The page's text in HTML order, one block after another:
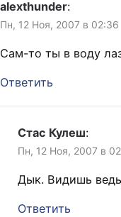
alexthunder:
Пн, 12 Ноя, 2007 в 02:36
Сам-то ты в воду
Ответить
Стас Кулеш:
Пн, 12 Ноя, 2007 в
Дык. Видишь
Ответить